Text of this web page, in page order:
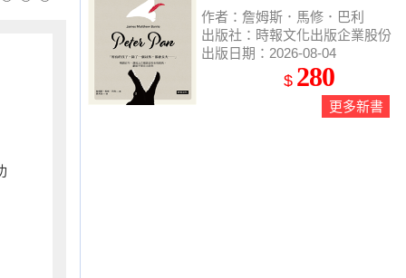
作者：詹姆斯．馬修．巴利
出版社：時報文化出版企業股份
有限公司
出版日期：2026-08-04
$ 280
更多新書